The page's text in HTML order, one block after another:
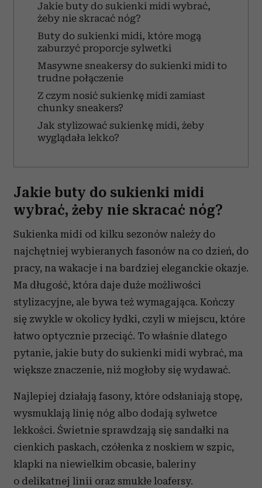
Jakie buty do sukienki midi wybrać,
żeby nie skracać nóg?
Buty do sukienki midi, które mogą
zaburzyć proporcje sylwetki
Masywne sneakersy do sukienki midi to
trudne połączenie
Z czym nosić sukienkę midi zamiast
chunky sneakers?
Jak stylizować sukienkę midi, żeby
wyglądała lekko?
Jakie buty do sukienki midi
wybrać, żeby nie skracać nóg?
Sukienka midi od kilku sezonów należy do
najchętniej wybieranych fasonów na co dzień, do
pracy, na wakacje i na bardziej eleganckie okazje.
Ma długość, która daje duże możliwości
stylizacyjne, ale bywa też wymagająca. Kończy
się zwykle w okolicy łydki, czyli w miejscu, które
łatwo optycznie przeciąć. To właśnie dlatego
pytanie, jakie buty do sukienki midi wybrać, ma
większe znaczenie, niż mogłoby się wydawać.
Najlepiej działają fasony, które odsłaniają stopę,
wysmuklają linię nóg albo dodają sylwetce
lekkości. Świetnie sprawdzają się sandałki na
cienkich paskach, czółenka z noskiem w szpic,
klapki na niewielkim obcasie, baleriny
o delikatnej linii oraz smukłe loafersy.